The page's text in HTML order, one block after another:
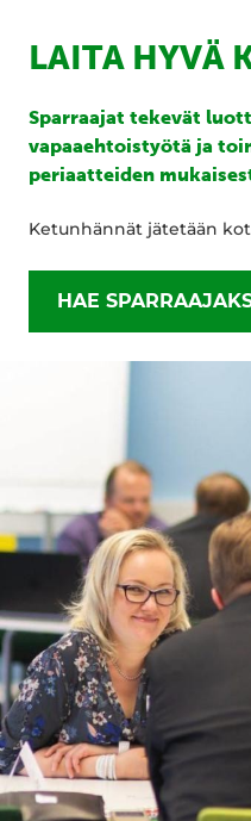
LAITA HYVÄ
Sparraajat tekevät
vapaaehtoistyötä ja
periaatteiden
Ketunhännät jätetään
HAE